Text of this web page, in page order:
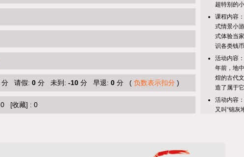
分 请假: 0 分 未到: -10 分 早退: 0 分 ( 负数表示扣分 )
0 [收藏] : 0
课程内容
式情景小
式体验当
识各类钱
活动内容
年前，地
煌的古代
造了属于
活动内容
又叫“锦灰
种几近消